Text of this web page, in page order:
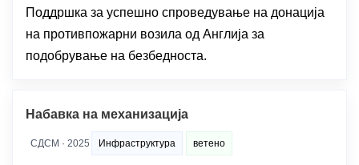
Поддршка за успешно спроведување на донација
на противпожарни возила од Англија за
подобрување на безбедноста.
Набавка на механизација
СДСМ · 2025 Инфраструктура ветено